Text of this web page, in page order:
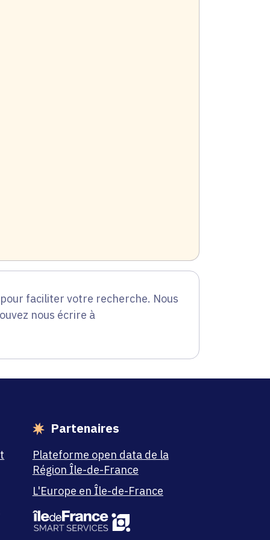
faciliter votre recherche. Nous
nous écrire à
Partenaires
Plateforme open data de la
Région Île-de-France
L'Europe en Île-de-France